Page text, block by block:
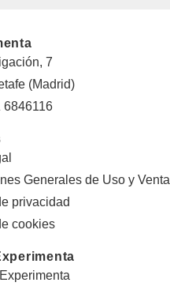
7
(Madrid)
6846116
Generales de Uso y Venta
privacidad
cookies